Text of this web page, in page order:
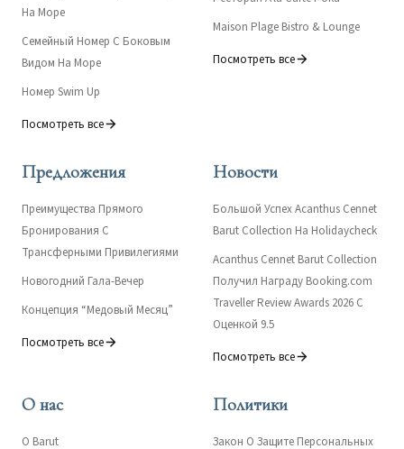
На Море
Семейный Номер С Боковым
Видом На Море
Номер Swim Up
Посмотреть все
Maison Plage Bistro & Lounge
Посмотреть все
Предложения
Преимущества Прямого
Бронирования С
Трансферными Привилегиями
Новогодний Гала-Вечер
Концепция “Медовый Месяц”
Посмотреть все
Новости
Большой Успех Acanthus Cennet
Barut Collection На Holidaycheck
Acanthus Cennet Barut Collection
Получил Награду Booking.com
Traveller Review Awards 2026 С
Оценкой 9.5
Посмотреть все
О нас
О Barut
Политики
Закон О Защите Персональных